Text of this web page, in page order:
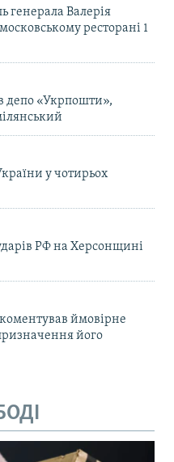
генерала Валерія
ресторані 1
депо «Укрпошти»,
у чотирьох
РФ на Херсонщині
ймовірне
його